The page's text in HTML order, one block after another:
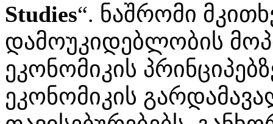
Studies“. ნაშრომი
დამოუკიდებლობის
ეკონომიკის
ეკონომიკის